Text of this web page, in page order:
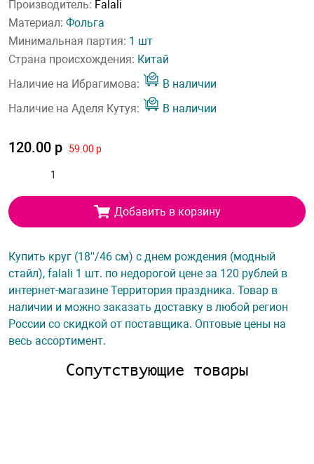
Производитель: Falali
Материал: Фольга
Минимальная партия: 1 шт
Страна происхождения: Китай
Наличие на Ибрагимова:
В наличии
Наличие на Аделя Кутуя:
В наличии
120.00 р 59.00 р
Добавить в корзину
Купить круг (18''/46 см) с днем рождения (модный
стайл), falali 1 шт. по недорогой цене за 120 рублей в
интернет-магазине Территория праздника. Товар в
наличии и можно заказать доставку в любой регион
России со скидкой от поставщика. Оптовые цены на
весь ассортимент.
Сопутствующие товары